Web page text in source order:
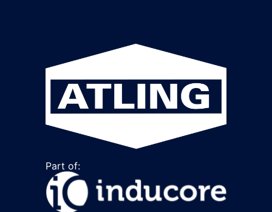
Part of: